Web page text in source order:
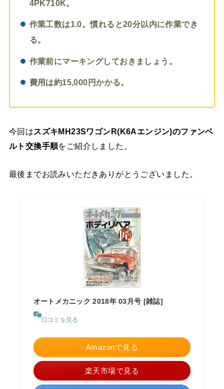
4PK710K。
作業工数は1.0。慣れると20分以内に作業でき
る。
作業前にマーキングしておきましょう。
費用は約15,000円かかる。
今回はスズキMH23SワゴンR(K6Aエンジン)のファンベ
ルト交換手順をご紹介しました。
最後までお読みいただきありがとうございました。
オートメカニック 2018年 03月号 [雑誌]
口コミを見る
Amazonで見る
楽天市場で見る